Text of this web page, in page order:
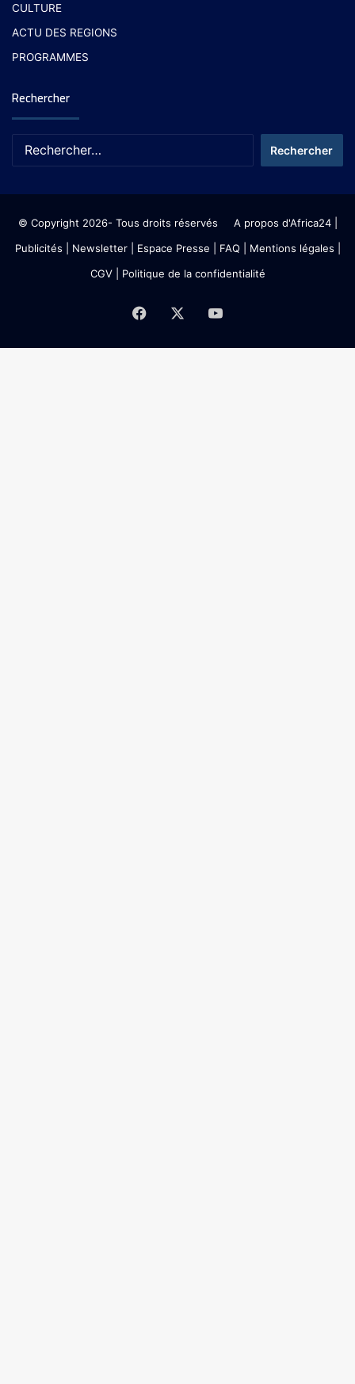
CULTURE
ACTU DES REGIONS
PROGRAMMES
Rechercher
© Copyright 2026- Tous droits réservés A propos d'Africa24|
Publicités
Newsletter| Espace Presse | FAQ | Mentions légales
CGV| Politique de la confidentialité